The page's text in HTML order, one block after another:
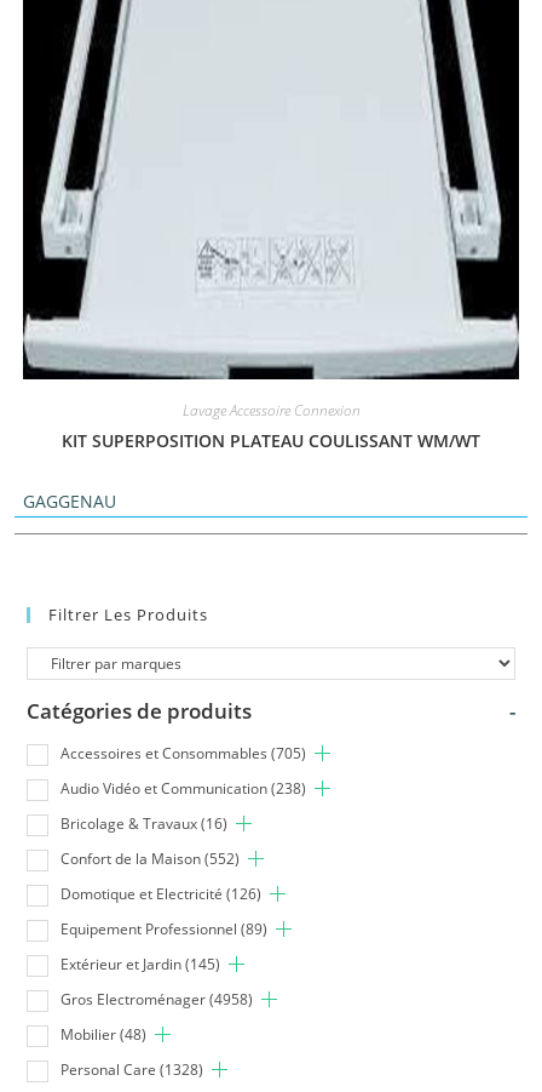
Lavage Accessoire Connexion
KIT SUPERPOSITION PLATEAU COULISSANT WM/WT
GAGGENAU
Filtrer Les Produits
Catégories de produits -
Accessoires et Consommables (705)
Audio Vidéo et Communication (238)
Bricolage & Travaux (16)
Confort de la Maison (552)
Domotique et Electricité (126)
Equipement Professionnel (89)
Extérieur et Jardin (145)
Gros Electroménager (4958)
Mobilier (48)
Personal Care (1328)